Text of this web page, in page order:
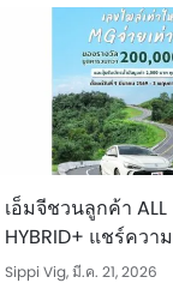
เอ็มจีชวนลูกค้า ALL
HYBRID+ แชร์ควา
พร้อมอวดเลขไมล์ ลุ้นรางวัล
Sippi Vig,มี.ค. 21, 2026